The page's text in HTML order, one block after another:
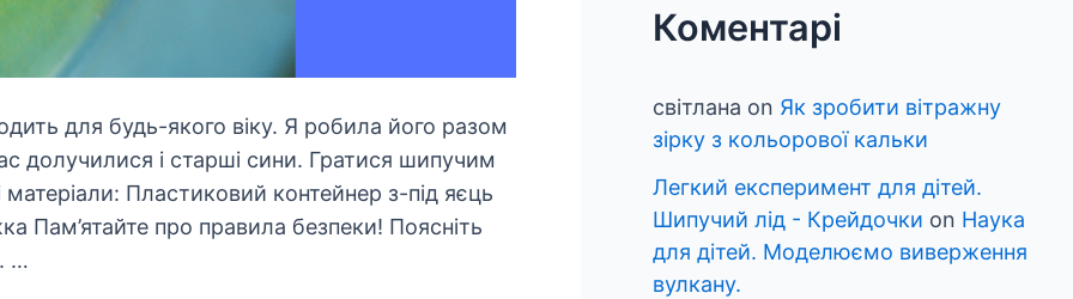
для будь-якого віку. Я робила його разом
долучилися і старші сини. Гратися шипучим
Пластиковий контейнер з-під яєць
Пам’ятайте про правила безпеки! Поясніть
…
Коментарі
світлана on Як зробити вітражну
зірку з кольорової кальки
Легкий експеримент для дітей.
Шипучий лід - Крейдочки on Наука
для дітей. Моделюємо виверження
вулкану.